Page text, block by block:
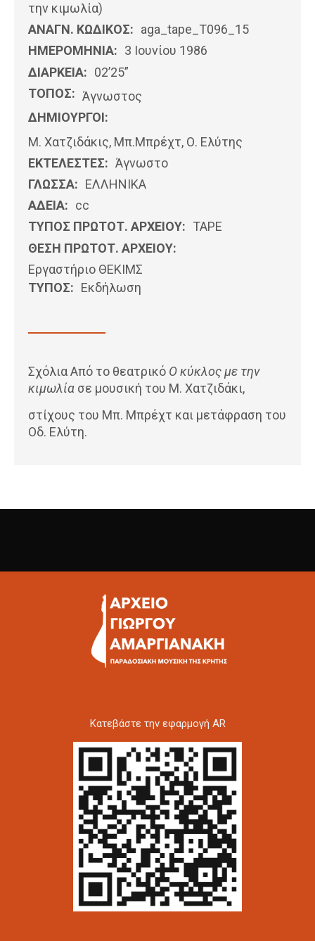
την κιμωλία)
ΑΝΑΓΝ. ΚΩΔΙΚΟΣ: aga_tape_T096_15
ΗΜΕΡΟΜΗΝΊΑ: 3 Ιουνίου 1986
ΔΙΑΡΚΕΙΑ: 02’25”
ΤΟΠΟΣ: Άγνωστος
ΔΗΜΙΟΥΡΓΟΙ:
Μ. Χατζιδάκις, Μπ.Μπρέχτ, Ο. Ελύτης
ΕΚΤΕΛΕΣΤΕΣ: Άγνωστο
ΓΛΩΣΣΑ: ΕΛΛΗΝΙΚΆ
ΑΔΕΙΑ: cc
ΤΥΠΟΣ ΠΡΩΤΟΤ. ΑΡΧΕΙΟΥ: ΤΑΡΕ
ΘΕΣΗ ΠΡΩΤΟΤ. ΑΡΧΕΙΟΥ:
Εργαστήριο ΘΕΚΙΜΣ
ΤΥΠΟΣ: Εκδήλωση
Σχόλια Από το θεατρικό Ο κύκλος με την
κιμωλία σε μουσική του Μ. Χατζιδάκι,
στίχους του Μπ. Μπρέχτ και μετάφραση του
Οδ. Ελύτη.
Kατεβάστε την εφαρμογή AR